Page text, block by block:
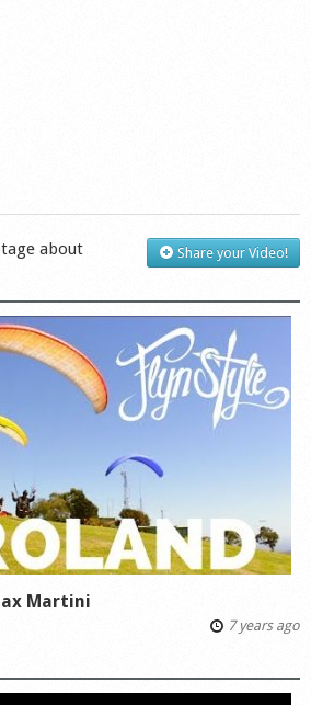
Share your Video!
about
Martini
7 years ago